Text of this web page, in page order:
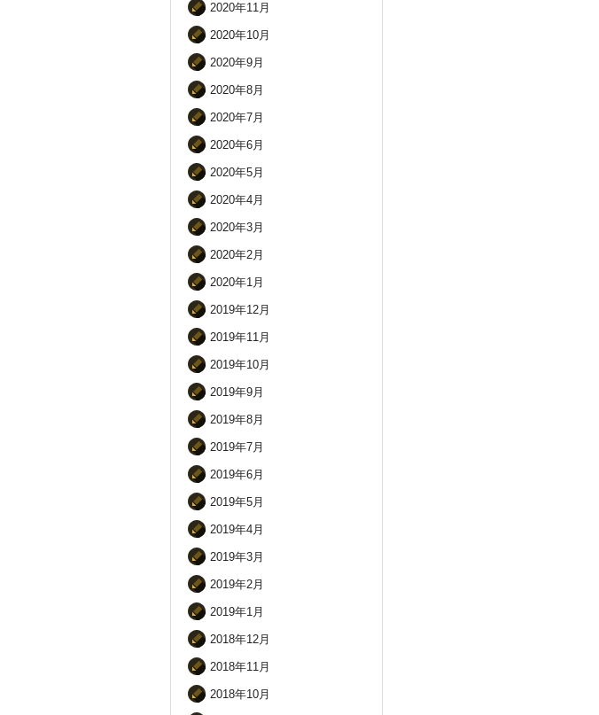
2020年11月
2020年10月
2020年9月
2020年8月
2020年7月
2020年6月
2020年5月
2020年4月
2020年3月
2020年2月
2020年1月
2019年12月
2019年11月
2019年10月
2019年9月
2019年8月
2019年7月
2019年6月
2019年5月
2019年4月
2019年3月
2019年2月
2019年1月
2018年12月
2018年11月
2018年10月